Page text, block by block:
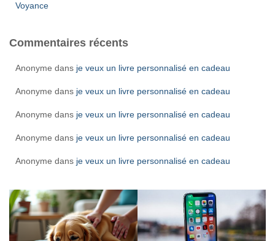
Voyance
Commentaires récents
Anonyme dans je veux un livre personnalisé en cadeau
Anonyme dans je veux un livre personnalisé en cadeau
Anonyme dans je veux un livre personnalisé en cadeau
Anonyme dans je veux un livre personnalisé en cadeau
Anonyme dans je veux un livre personnalisé en cadeau